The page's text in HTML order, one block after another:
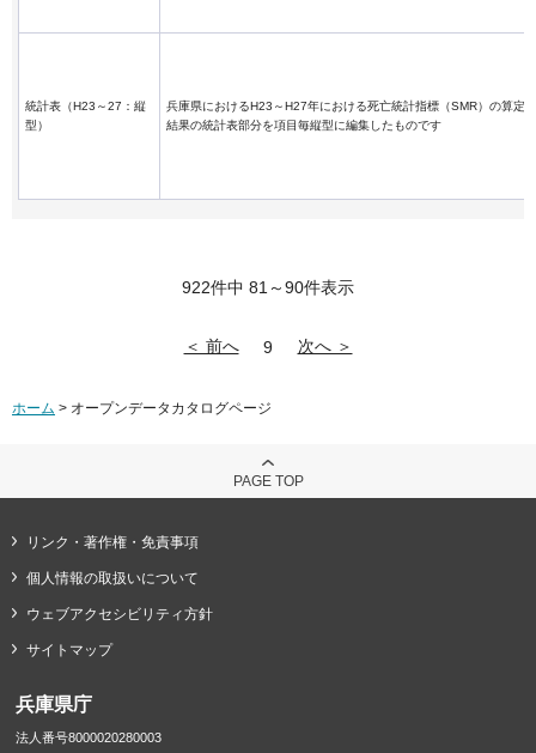
統計表（H23～27：縦
型）
兵庫県におけるH23～H27年における死亡統計指標（SMR）の算定
結果の統計表部分を項目毎縦型に編集したものです
922件中 81～90件表示
＜ 前へ 9 次へ ＞
ホーム > オープンデータカタログページ
PAGE TOP
リンク・著作権・免責事項
個人情報の取扱いについて
ウェブアクセシビリティ方針
サイトマップ
兵庫県庁
法人番号8000020280003